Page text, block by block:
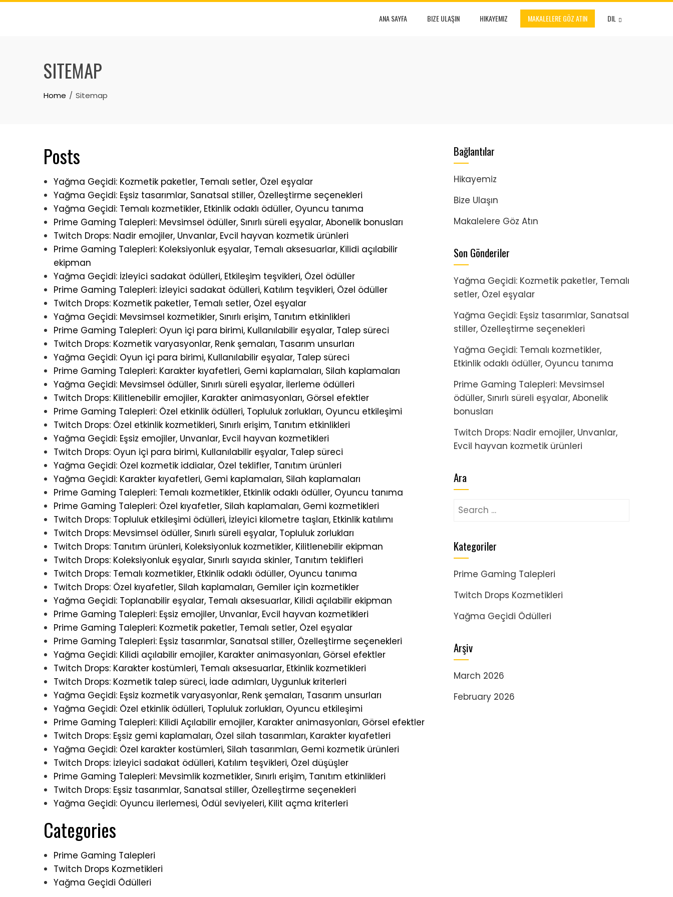
Skip
ANA SAYFA BIZE ULAŞIN HIKAYEMIZ MAKALELERE GÖZ ATIN DIL
SITEMAP
Home Sitemap
Posts
Yağma Geçidi: Kozmetik paketler, Temalı setler, Özel eşyalar
Yağma Geçidi: Eşsiz tasarımlar, Sanatsal stiller, Özelleştirme seçenekleri
Yağma Geçidi: Temalı kozmetikler, Etkinlik odaklı ödüller, Oyuncu tanıma
Prime Gaming Talepleri: Mevsimsel ödüller, Sınırlı süreli eşyalar, Abonelik bonusları
Twitch Drops: Nadir emojiler, Unvanlar, Evcil hayvan kozmetik ürünleri
Prime Gaming Talepleri: Koleksiyonluk eşyalar, Temalı aksesuarlar, Kilidi açılabilir
ekipman
Yağma Geçidi: İzleyici sadakat ödülleri, Etkileşim teşvikleri, Özel ödüller
Prime Gaming Talepleri: İzleyici sadakat ödülleri, Katılım teşvikleri, Özel ödüller
Twitch Drops: Kozmetik paketler, Temalı setler, Özel eşyalar
Yağma Geçidi: Mevsimsel kozmetikler, Sınırlı erişim, Tanıtım etkinlikleri
Prime Gaming Talepleri: Oyun içi para birimi, Kullanılabilir eşyalar, Talep süreci
Twitch Drops: Kozmetik varyasyonlar, Renk şemaları, Tasarım unsurları
Yağma Geçidi: Oyun içi para birimi, Kullanılabilir eşyalar, Talep süreci
Prime Gaming Talepleri: Karakter kıyafetleri, Gemi kaplamaları, Silah kaplamaları
Yağma Geçidi: Mevsimsel ödüller, Sınırlı süreli eşyalar, İlerleme ödülleri
Twitch Drops: Kilitlenebilir emojiler, Karakter animasyonları, Görsel efektler
Prime Gaming Talepleri: Özel etkinlik ödülleri, Topluluk zorlukları, Oyuncu etkileşimi
Twitch Drops: Özel etkinlik kozmetikleri, Sınırlı erişim, Tanıtım etkinlikleri
Yağma Geçidi: Eşsiz emojiler, Unvanlar, Evcil hayvan kozmetikleri
Twitch Drops: Oyun içi para birimi, Kullanılabilir eşyalar, Talep süreci
Yağma Geçidi: Özel kozmetik iddialar, Özel teklifler, Tanıtım ürünleri
Yağma Geçidi: Karakter kıyafetleri, Gemi kaplamaları, Silah kaplamaları
Prime Gaming Talepleri: Temalı kozmetikler, Etkinlik odaklı ödüller, Oyuncu tanıma
Prime Gaming Talepleri: Özel kıyafetler, Silah kaplamaları, Gemi kozmetikleri
Twitch Drops: Topluluk etkileşimi ödülleri, İzleyici kilometre taşları, Etkinlik katılımı
Twitch Drops: Mevsimsel ödüller, Sınırlı süreli eşyalar, Topluluk zorlukları
Twitch Drops: Tanıtım ürünleri, Koleksiyonluk kozmetikler, Kilitlenebilir ekipman
Twitch Drops: Koleksiyonluk eşyalar, Sınırlı sayıda skinler, Tanıtım teklifleri
Twitch Drops: Temalı kozmetikler, Etkinlik odaklı ödüller, Oyuncu tanıma
Twitch Drops: Özel kıyafetler, Silah kaplamaları, Gemiler için kozmetikler
Yağma Geçidi: Toplanabilir eşyalar, Temalı aksesuarlar, Kilidi açılabilir ekipman
Prime Gaming Talepleri: Eşsiz emojiler, Unvanlar, Evcil hayvan kozmetikleri
Prime Gaming Talepleri: Kozmetik paketler, Temalı setler, Özel eşyalar
Prime Gaming Talepleri: Eşsiz tasarımlar, Sanatsal stiller, Özelleştirme seçenekleri
Yağma Geçidi: Kilidi açılabilir emojiler, Karakter animasyonları, Görsel efektler
Twitch Drops: Karakter kostümleri, Temalı aksesuarlar, Etkinlik kozmetikleri
Twitch Drops: Kozmetik talep süreci, İade adımları, Uygunluk kriterleri
Yağma Geçidi: Eşsiz kozmetik varyasyonlar, Renk şemaları, Tasarım unsurları
Yağma Geçidi: Özel etkinlik ödülleri, Topluluk zorlukları, Oyuncu etkileşimi
Prime Gaming Talepleri: Kilidi Açılabilir emojiler, Karakter animasyonları, Görsel efektler
Twitch Drops: Eşsiz gemi kaplamaları, Özel silah tasarımları, Karakter kıyafetleri
Yağma Geçidi: Özel karakter kostümleri, Silah tasarımları, Gemi kozmetik ürünleri
Twitch Drops: İzleyici sadakat ödülleri, Katılım teşvikleri, Özel düşüşler
Prime Gaming Talepleri: Mevsimlik kozmetikler, Sınırlı erişim, Tanıtım etkinlikleri
Twitch Drops: Eşsiz tasarımlar, Sanatsal stiller, Özelleştirme seçenekleri
Yağma Geçidi: Oyuncu ilerlemesi, Ödül seviyeleri, Kilit açma kriterleri
Categories
Prime Gaming Talepleri
Twitch Drops Kozmetikleri
Yağma Geçidi Ödülleri
Bağlantılar
Hikayemiz
Bize Ulaşın
Makalelere Göz Atın
Son Gönderiler
Yağma Geçidi: Kozmetik paketler, Temalı
setler, Özel eşyalar
Yağma Geçidi: Eşsiz tasarımlar, Sanatsal
stiller, Özelleştirme seçenekleri
Yağma Geçidi: Temalı kozmetikler,
Etkinlik odaklı ödüller, Oyuncu tanıma
Prime Gaming Talepleri: Mevsimsel
ödüller, Sınırlı süreli eşyalar, Abonelik
bonusları
Twitch Drops: Nadir emojiler, Unvanlar,
Evcil hayvan kozmetik ürünleri
Ara
Search
Kategoriler
Prime Gaming Talepleri
Twitch Drops Kozmetikleri
Yağma Geçidi Ödülleri
Arşiv
March 2026
February 2026